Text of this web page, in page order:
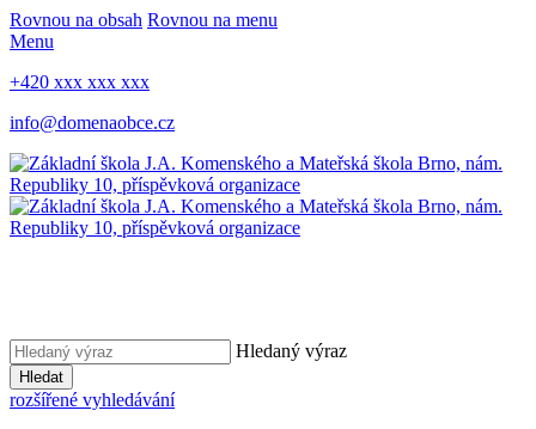
Rovnou na obsah Rovnou na menu
Menu
+420 xxx xxx xxx
info@domenaobce.cz
Hledaný výraz
Hledat
rozšířené vyhledávání